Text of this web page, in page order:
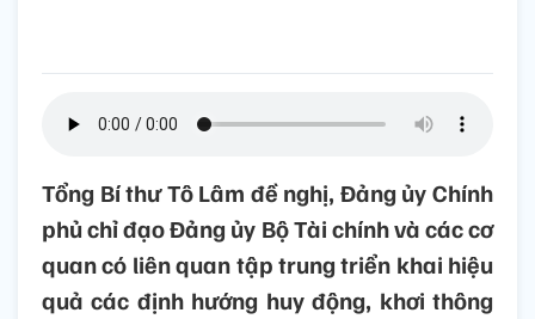
Tổng Bí thư Tô Lâm đề nghị, Đảng ủy Chính
phủ chỉ đạo Đảng ủy Bộ Tài chính và các cơ
quan có liên quan tập trung triển khai hiệu
quả các định hướng huy động, khơi thông